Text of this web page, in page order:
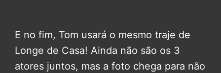
E no fim, Tom usará o mesmo traje de
Longe de Casa! Ainda não são os 3
atores juntos, mas a foto chega para não